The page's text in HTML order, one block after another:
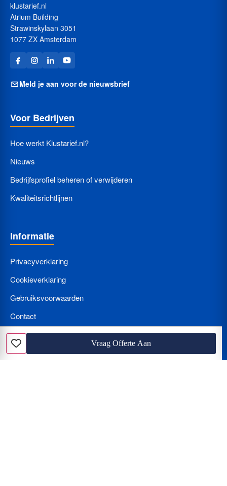
Favoriet
Vraag Offerte Aan
klustarief.nl
Atrium Building
Strawinskylaan 3051
1077 ZX Amsterdam
Meld je aan voor de nieuwsbrief
Voor Bedrijven
Hoe werkt Klustarief.nl?
Nieuws
Bedrijfsprofiel beheren of verwijderen
Kwaliteitsrichtlijnen
Informatie
Privacyverklaring
Cookieverklaring
Gebruiksvoorwaarden
Contact
Bedrijf Aanmelden